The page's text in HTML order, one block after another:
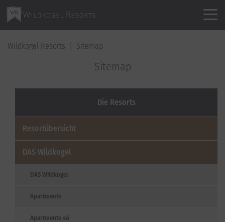
Wildkogel Resorts Sitemap
Sitemap
Die Resorts
Resortübersicht
DAS Wildkogel
DAS Wildkogel
Apartments
Apartments 4A